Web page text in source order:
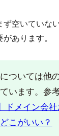
空いていな
あります。
ついては他
います。参
ドメイン会
こがいい？